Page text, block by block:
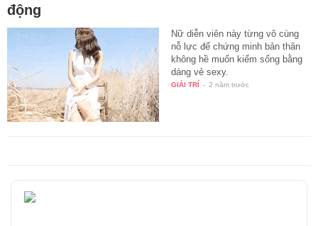
động
Nữ diễn viên này từng vô cùng
nỗ lực để chứng minh bản thân
không hề muốn kiếm sống bằng
dáng vẻ sexy.
GIẢI TRÍ - 2 năm trước